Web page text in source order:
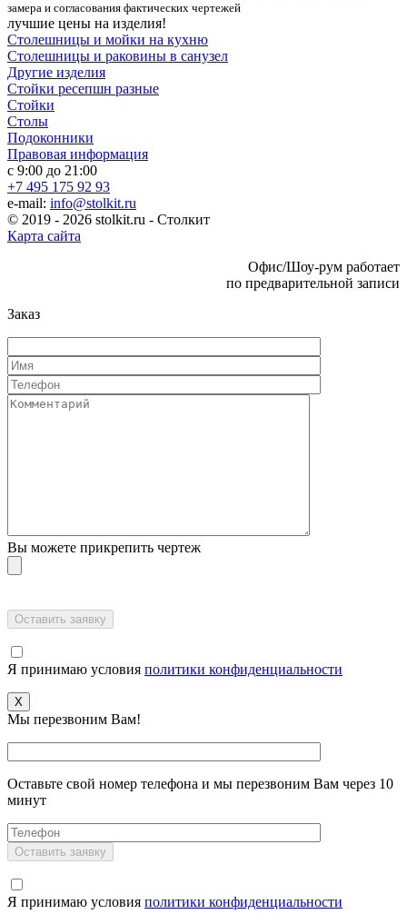
замера и согласования фактических чертежей
лучшие цены на изделия!
Столешницы и мойки на кухню
Столешницы и раковины в санузел
Другие изделия
Стойки ресепшн разные
Стойки
Столы
Подоконники
Правовая информация
с 9:00 до 21:00
+7 495 175 92 93
e-mail: info@stolkit.ru
© 2019 - 2026 stolkit.ru - Столкит
Карта сайта
Офис/Шоу-рум работает
по предварительной записи
Заказ
Вы можете прикрепить чертеж
Я принимаю условия политики конфиденциальности
X
Мы перезвоним Вам!
Оставьте свой номер телефона и мы перезвоним Вам через 10
минут
Я принимаю условия политики конфиденциальности